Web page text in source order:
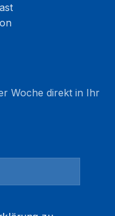
Woche direkt in Ihr